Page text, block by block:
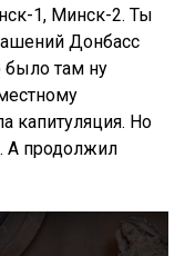
1, Минск-2. Ты
Донбасс
было там ну
капитуляция. Но
А продолжил